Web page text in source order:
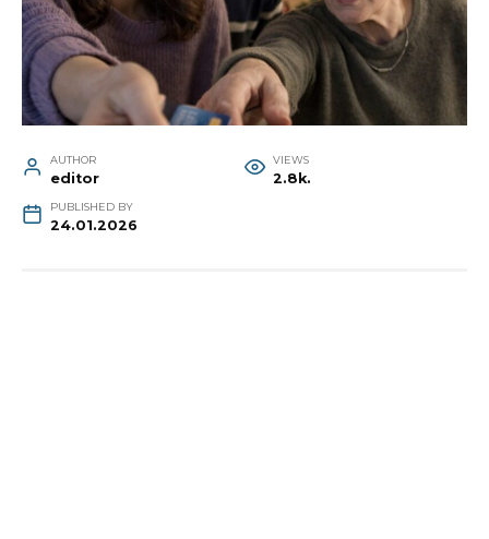
AUTHOR
editor
VIEWS
2.8k.
PUBLISHED BY
24.01.2026